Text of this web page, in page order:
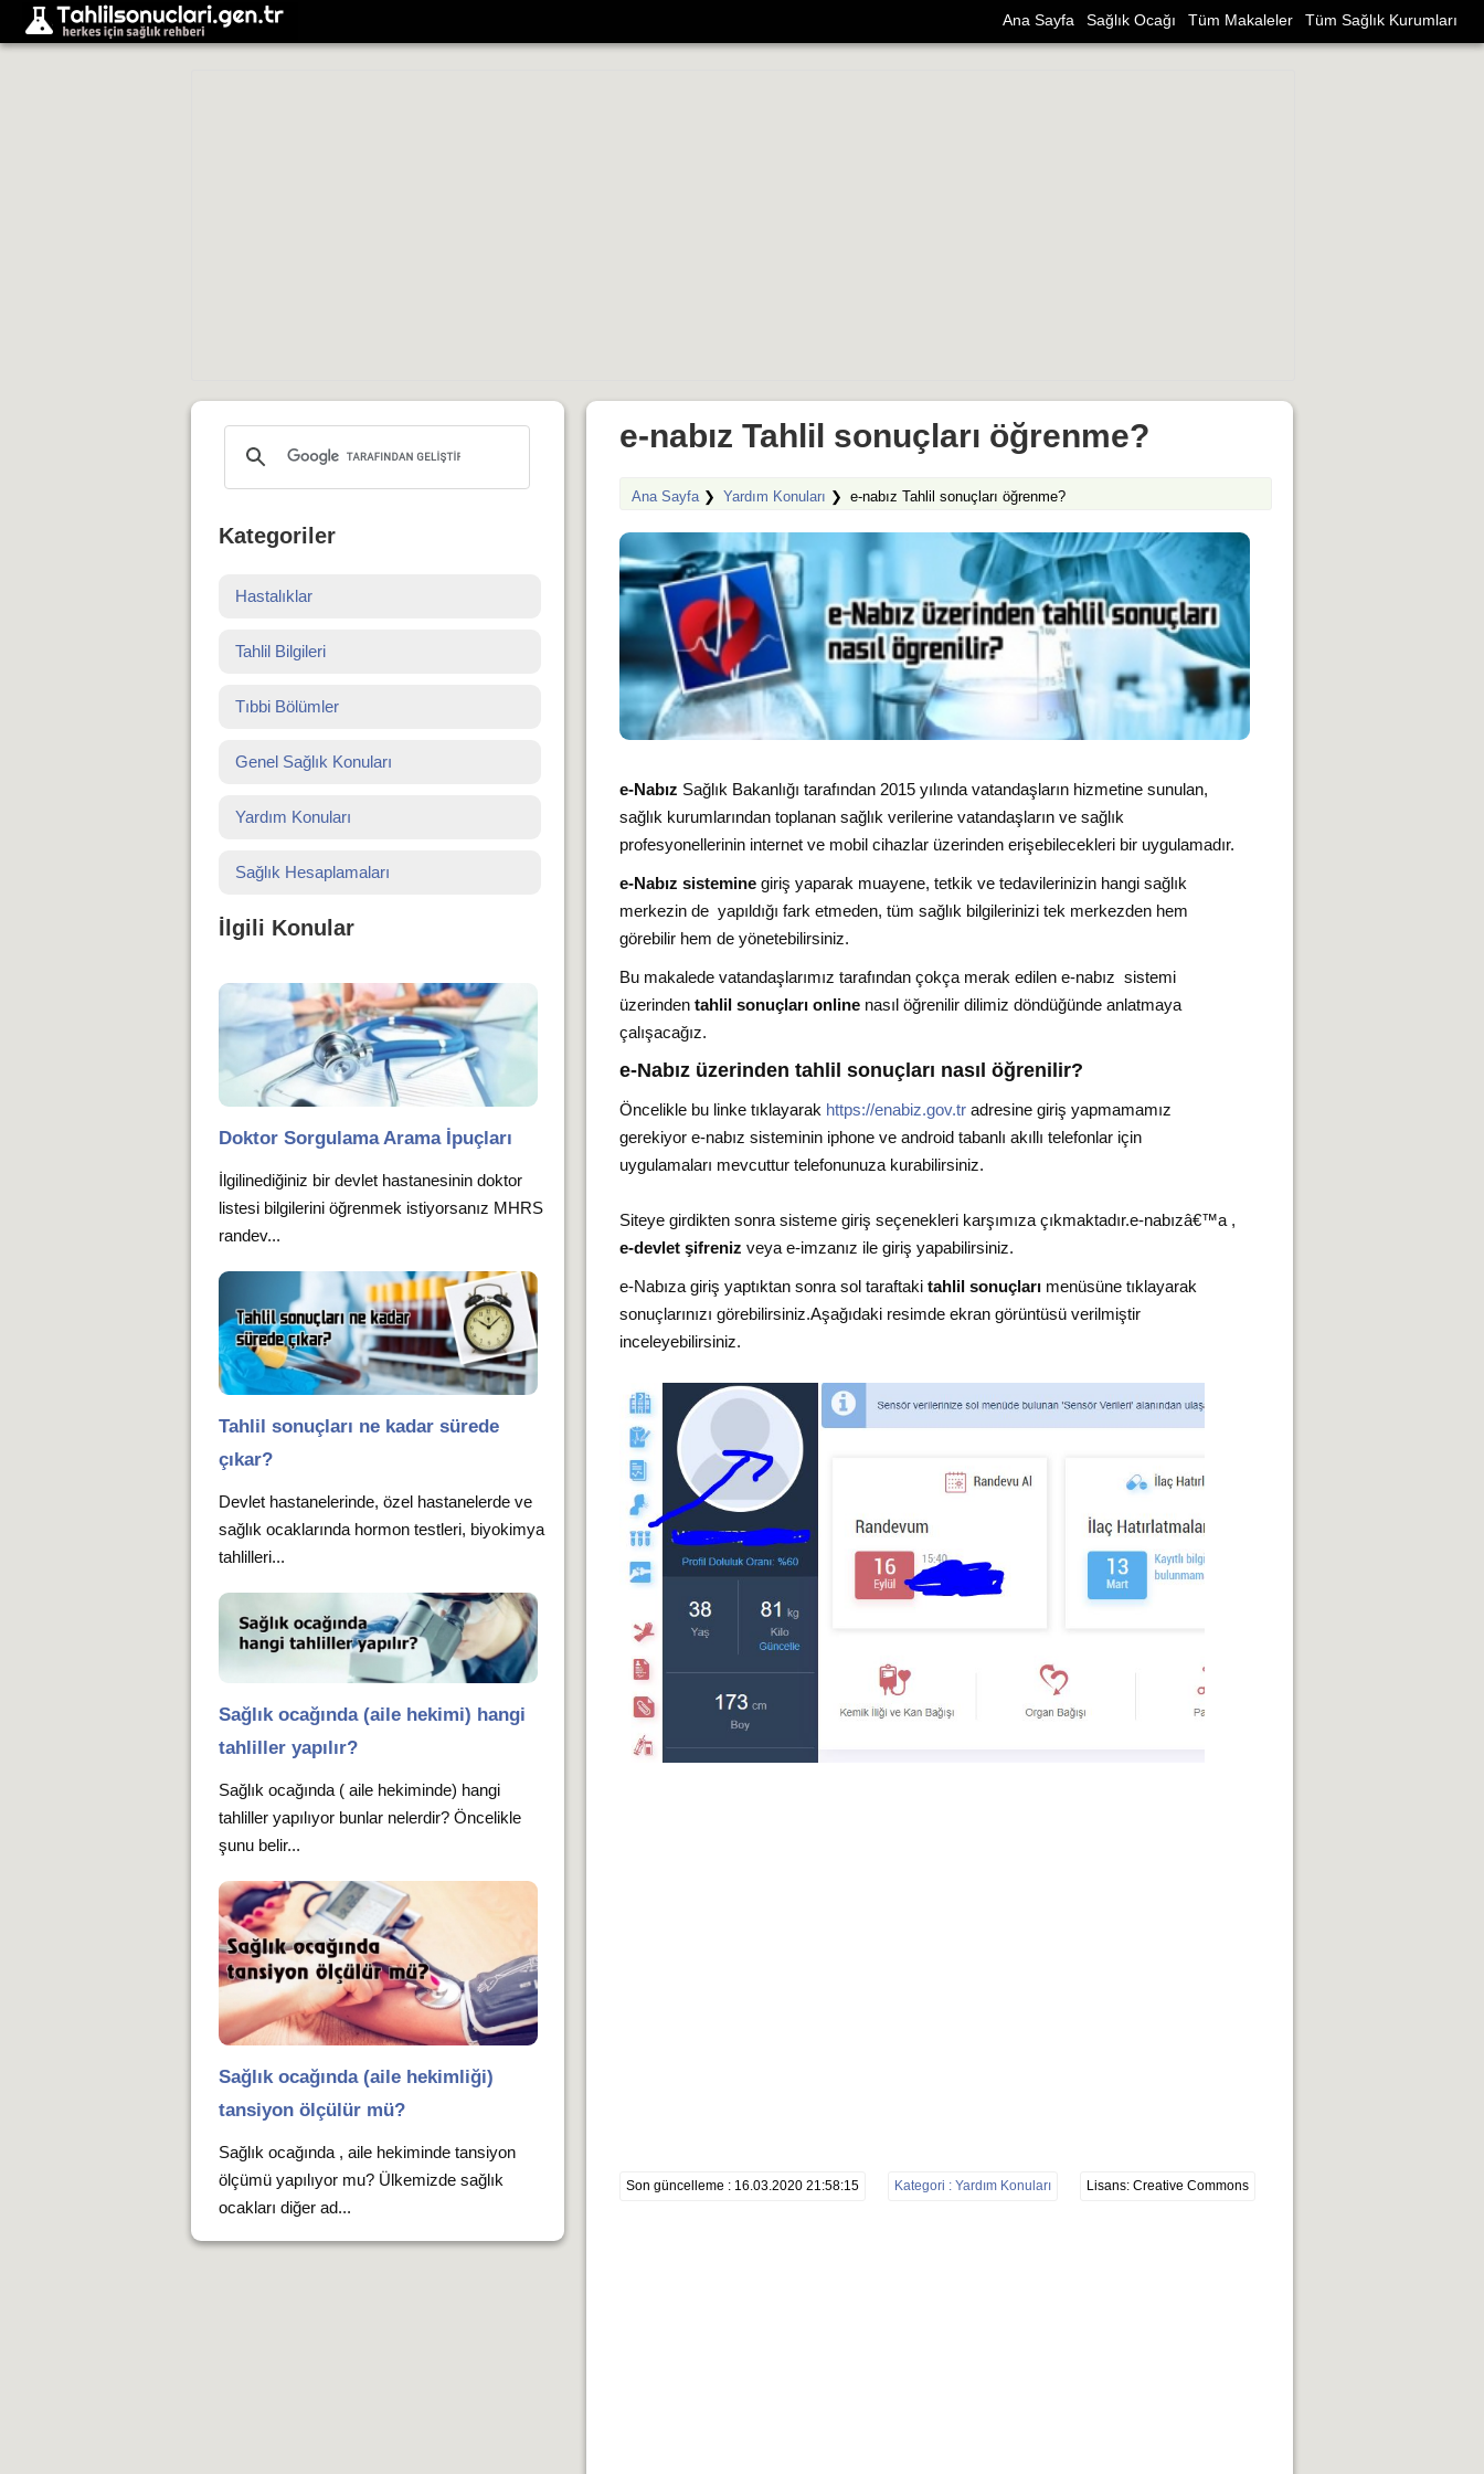
Ana Sayfa Sağlık Ocağı Tüm Makaleler Tüm Sağlık Kurumları
e-nabız Tahlil sonuçları öğrenme?
Ana Sayfa❯ Yardım Konuları ❯ e-nabız Tahlil sonuçları öğrenme?
e-Nabız Sağlık Bakanlığı tarafından 2015 yılında vatandaşların hizmetine sunulan,
sağlık kurumlarından toplanan sağlık verilerine vatandaşların ve sağlık
profesyonellerinin internet ve mobil cihazlar üzerinden erişebilecekleri bir uygulamadır.
e-Nabız sisteminegiriş yaparak muayene, tetkik ve tedavilerinizin hangi sağlık
merkezin de yapıldığı fark etmeden, tüm sağlık bilgilerinizi tek merkezden hem
görebilir hem de yönetebilirsiniz.
Bu makalede vatandaşlarımız tarafından çokça merak edilen e-nabız sistemi
üzerinden tahlil sonuçları onlinenasıl öğrenilir dilimiz döndüğünde anlatmaya
çalışacağız.
e-Nabız üzerinden tahlil sonuçları nasıl öğrenilir?
Öncelikle bu linke tıklayarak https://enabiz.gov.tradresine giriş yapmamamız
gerekiyor e-nabız sisteminin iphone ve android tabanlı akıllı telefonlar için
uygulamaları mevcuttur telefonunuza kurabilirsiniz.
Siteye girdikten sonra sisteme giriş seçenekleri karşımıza çıkmaktadır.e-nabızâ€™a ,
e-devlet şifreniz veya e-imzanız ile giriş yapabilirsiniz.
e-Nabıza giriş yaptıktan sonra sol taraftaki tahlil sonuçlarımenüsüne tıklayarak
sonuçlarınızı görebilirsiniz.Aşağıdaki resimde ekran görüntüsü verilmiştir
inceleyebilirsiniz.
Son güncelleme : 16.03.2020 21:58:15 Kategori : Yardım Konuları Lisans: Creative Commons
Kategoriler
Hastalıklar
Tahlil Bilgileri
Tıbbi Bölümler
Genel Sağlık Konuları
Yardım Konuları
Sağlık Hesaplamaları
İlgili Konular
Doktor Sorgulama Arama İpuçları
İlgilinediğiniz bir devlet hastanesinin doktor
listesi bilgilerini öğrenmek istiyorsanız MHRS
randev...
Tahlil sonuçları ne kadar sürede
çıkar?
Devlet hastanelerinde, özel hastanelerde ve
sağlık ocaklarında hormon testleri, biyokimya
tahlilleri...
Sağlık ocağında (aile hekimi) hangi
tahliller yapılır?
Sağlık ocağında ( aile hekiminde) hangi
tahliller yapılıyor bunlar nelerdir? Öncelikle
şunu belir...
Sağlık ocağında (aile hekimliği)
tansiyon ölçülür mü?
Sağlık ocağında , aile hekiminde tansiyon
ölçümü yapılıyor mu? Ülkemizde sağlık
ocakları diğer ad...